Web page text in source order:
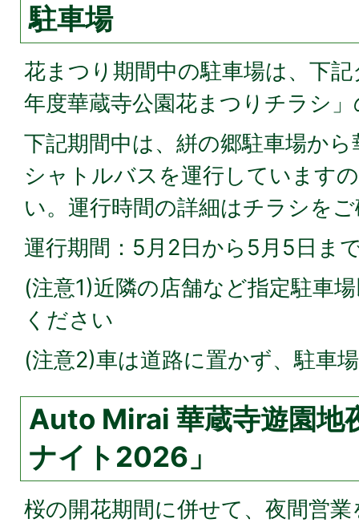
駐車場
花まつり期間中の駐車場は、下
年度華蔵寺公園花まつりチラシ
下記期間中は、絣の郷駐車場か
シャトルバスを運行しています
い。運行時間の詳細はチラシを
運行期間：5月2日から5月5日ま
(注意1)近隣の店舗など指定駐車
ください
(注意2)車は道路に置かず、駐車
Auto Mirai 華蔵寺遊園地
ナイト2026」
桜の開花期間に併せて、夜間営